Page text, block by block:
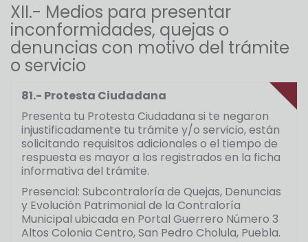
XII.- Medios para presentar
inconformidades, quejas o
denuncias con motivo del trámite
o servicio
81.- Protesta Ciudadana
Presenta tu Protesta Ciudadana si te negaron
injustificadamente tu trámite y/o servicio, están
solicitando requisitos adicionales o el tiempo de
respuesta es mayor a los registrados en la ficha
informativa del trámite.
Presencial: Subcontraloría de Quejas, Denuncias
y Evolución Patrimonial de la Contraloría
Municipal ubicada en Portal Guerrero Número 3
Altos Colonia Centro, San Pedro Cholula, Puebla.